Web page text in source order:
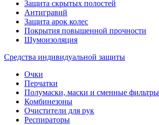
Защита скрытых полостей
Антигравий
Защита арок колес
Покрытия повышенной прочности
Шумоизоляция
Средства индивидуальной защиты
Очки
Перчатки
Полумаски, маски и сменные фильтры
Комбинезоны
Очистители для рук
Респираторы